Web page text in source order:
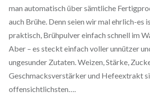
man automatisch über sämtliche
auch Brühe. Denn seien wir mal ehrlich-es
praktisch, Brühpulver einfach schnell im
Aber – es steckt einfach voller unnützer
ungesunder Zutaten. Weizen, Stärke,
Geschmacksverstärker und Hefeextrakt
offensichtlichsten….